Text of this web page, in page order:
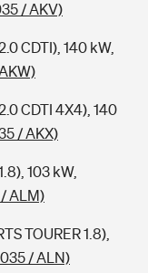
/ AKV)
CDTI), 140 kW,
CDTI 4X4), 140
/ AKX)
103 kW,
ALM)
TOURER 1.8),
/ ALN)